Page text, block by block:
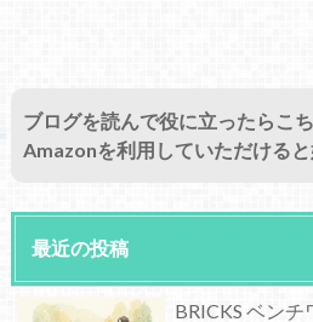
ブログを読んで役に立ったらこ
Amazonを利用していただけると
最近の投稿
BRICKS ベンチ